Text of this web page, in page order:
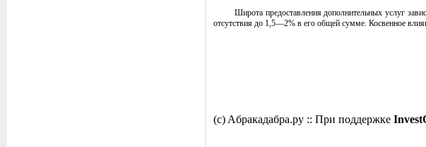
Широта предоставления дополнительных услуг
отсутствия до 1,5—2% в его общей сумме. Косвенное
(c) Aбракадабра.py :: При поддержке